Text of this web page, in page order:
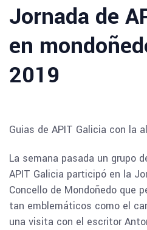
Jornada de
en
2019
Guias de APIT Galicia con la
La semana pasada un grupo
APIT Galicia participó en la
Concello de Mondoñedo que
tan emblemáticos como el
una visita con el escritor